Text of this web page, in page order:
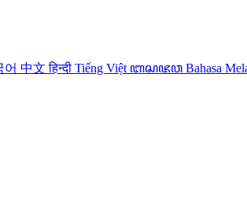
어 中文हिन्दी Tiếng Việt ꦧꦱꦗꦮ Bahasa